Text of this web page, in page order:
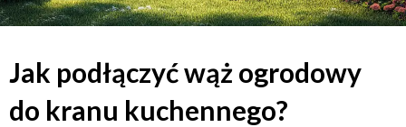
Jak podłączyć wąż ogrodowy
do kranu kuchennego?